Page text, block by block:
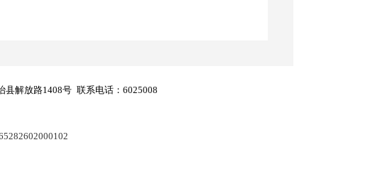
县解放路1408号 联系电话：6025008